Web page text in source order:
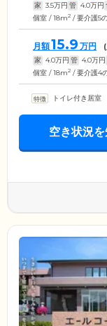
家 3.5万円 管 4.0万円
個室 / 18m2 / 要介護5
月額15.9 万円
家 4.0万円 管 4.0万円
個室 / 18m2 / 要介護4
トイレ付き居室
空き状況